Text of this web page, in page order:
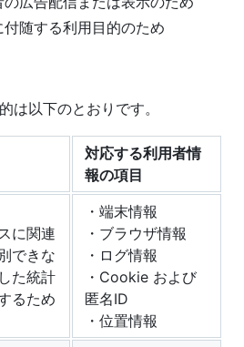
随する利用目的のため
は以下のとおりです。
対応する利用者情
報の項目
に関連
できな
た統計
るため
・端末情報
・ブラウザ情報
・ログ情報
・Cookie および
匿名ID
・位置情報